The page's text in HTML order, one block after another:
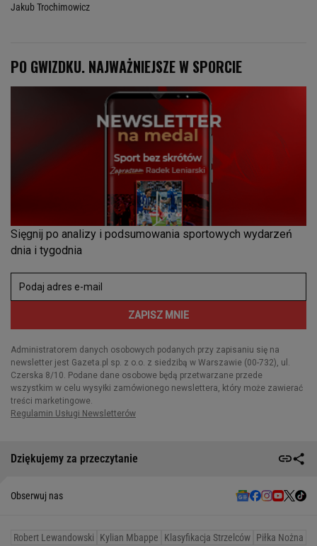
Jakub Trochimowicz
Dziękujemy za przeczytanie
Obserwuj nas
Robert Lewandowski Kylian Mbappe Klasyfikacja Strzelców Piłka Nożna